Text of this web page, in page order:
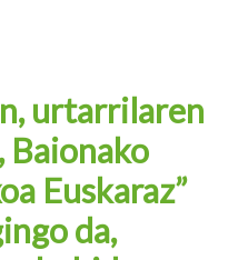
urtarrilaren
Baionako
Euskaraz”
da,